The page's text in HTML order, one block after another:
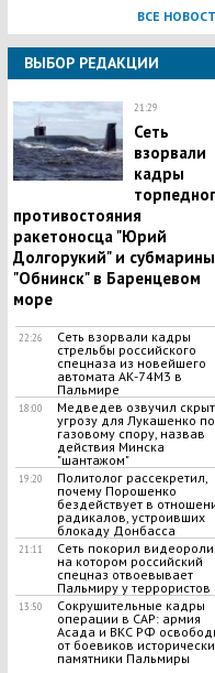
ВСЕ
ВЫБОР РЕДАКЦИИ
21:29
Сеть
взорвали
кадры
противостояния
ракетоносца "Юрий
Долгорукий" и субмарины
"Обнинск" в Баренцевом
море
22:26
Сеть взорвали кадры
стрельбы российского
спецназа из новейшего
автомата АК-74М3 в
Пальмире
18:00
Медведев озвучил
угрозу для Лукашенко по
газовому спору, назвав
действия Минска
"шантажом"
19:20
Политолог рассекретил,
почему Порошенко
бездействует в
радикалов, устроивших
блокаду Донбасса
21:11
Сеть покорил
на котором российский
спецназ отвоевывает
Пальмиру у террористов
13:50
Сокрушительные кадры
операции в САР: армия
Асада и ВКС РФ
от боевиков
памятники Пальмиры